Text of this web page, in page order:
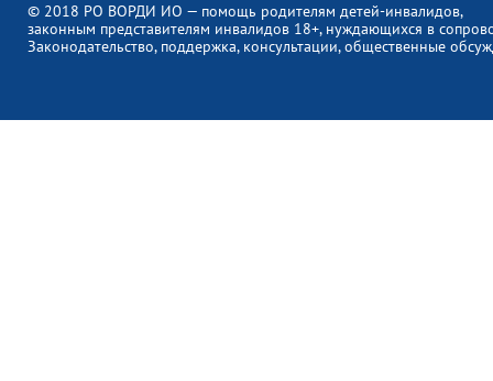
© 2018 РО ВОРДИ ИО — помощь родителям детей-инвалидов,
законным представителям инвалидов 18+, нуждающихся в
Законодательство, поддержка, консультации, общественные